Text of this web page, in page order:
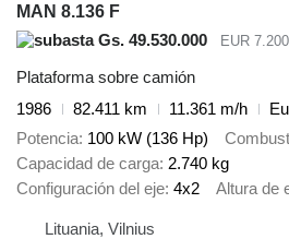
MAN 8.136 F
Gs. 49.530.000
EUR 7.200
Plataforma sobre camión
1986
82.411 km 11.361 m/h
Potencia 100 kW (136 Hp)
Capacidad de carga 2.740 kg
Configuración del eje 4x2 Altura de
Lituania, Vilnius